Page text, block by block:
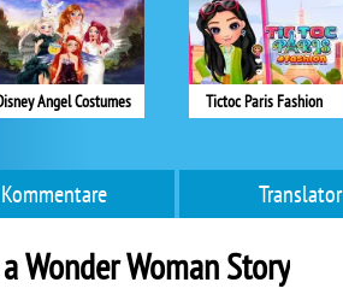
Angel Costumes Tictoc Paris Fashion
Kommentare Translator
Wonder Woman Story